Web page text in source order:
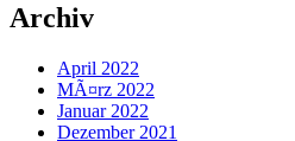
Archiv
April 2022
MÃ¤rz 2022
Januar 2022
Dezember 2021